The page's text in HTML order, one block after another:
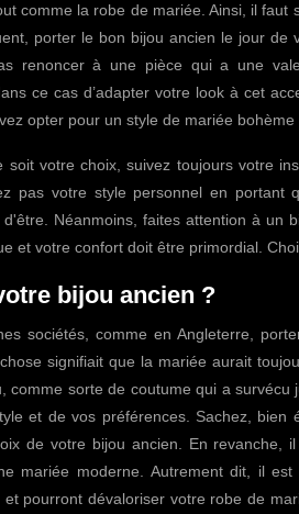
comme la robe de mariée. Ainsi, il
porter le bon bijou ancien le jour de
renoncer à une pièce qui a une
ce cas d’adapter votre look à cet
opter pour un style de mariée bohème
soit votre choix, suivez toujours votre
pas votre style personnel en
Néanmoins, faites attention à un
et votre confort doit être primordial.
bijou ancien ?
sociétés, comme en Angleterre,
signifiait que la mariée aurait
comme sorte de coutume qui a
et de vos préférences. Sachez,
de votre bijou ancien. En revanche,
mariée moderne. Autrement dit, il
pourront dévaloriser votre robe de